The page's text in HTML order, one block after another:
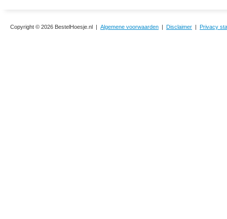
Copyright © 2026 BestelHoesje.nl | Algemene voorwaarden | Disclaimer | Privacy